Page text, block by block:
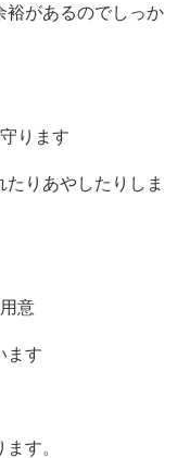
裕があるのでしっか
ります
りあやしたりしま
意
ます
す。